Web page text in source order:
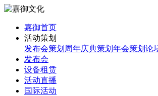
嘉御首页
活动策划
发布会策划 周年庆典策划 年会策划 论
发布会
设备租赁
活动直播
国际活动